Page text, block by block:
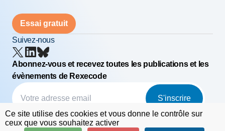
Essai gratuit
Suivez-nous
Abonnez-vous et recevez toutes les publications et les
évènements de Rexecode
S'inscrire
© Rexecode
Ce site utilise des cookies et vous donne le contrôle sur
ceux que vous souhaitez activer